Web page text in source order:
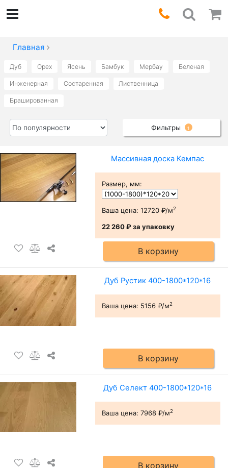
Главная
Дуб Орех Ясень Бамбук Мербау Беленая
Инженерная Состаренная Лиственница
Брашированная
Фильтры 1
Массивная доска Кемпас
Размер, мм:
Ваша цена: 12720 ₽/м2
22 260 ₽за упаковку
В корзину
Дуб Рустик 400-1800*120*16
Ваша цена: 5156 ₽/м2
В корзину
Дуб Селект 400-1800*120*16
Ваша цена: 7968 ₽/м2
В корзину